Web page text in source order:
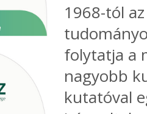
1968-tól
folytatja a
nagyobb
kutatóval